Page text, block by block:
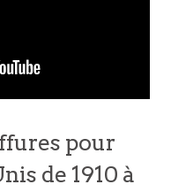
pour
de 1910 à